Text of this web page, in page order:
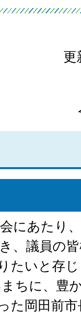
更
にあたり
、議員の
たいと存
ちに、豊
た岡田前